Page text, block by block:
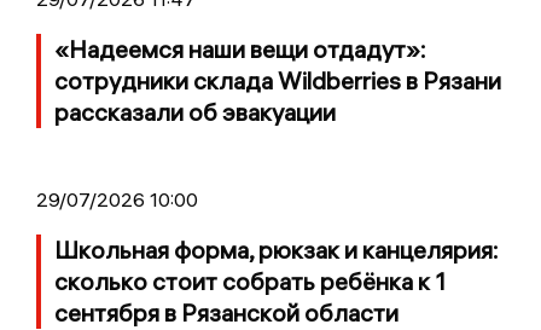
«Надеемся наши вещи отдадут»:
сотрудники склада Wildberries в Рязани
рассказали об эвакуации
29/07/2026 10:00
Школьная форма, рюкзак и канцелярия:
сколько стоит собрать ребёнка к 1
сентября в Рязанской области